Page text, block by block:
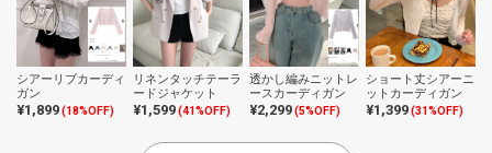
シアーリブカーディ
ガン
¥1,899(18%OFF)
リネンタッチテーラ
ードジャケット
¥1,599(41%OFF)
透かし編みニットレ
ースカーディガン
¥2,299(5%OFF)
ショート丈シアーニ
ットカーディガン
¥1,399(31%OFF)